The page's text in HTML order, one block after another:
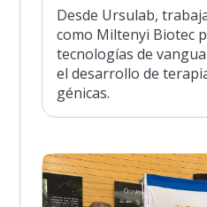
Desde Ursulab,
como Miltenyi Biotec
tecnologías de
el desarrollo de
génicas.